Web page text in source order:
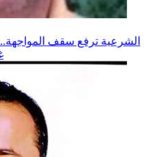
الشرعية ترفع سقف المواجهة..